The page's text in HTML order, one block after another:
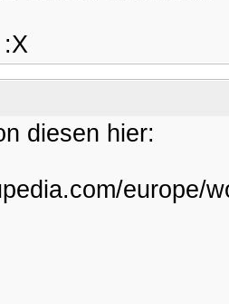
diesen hier:
europe/